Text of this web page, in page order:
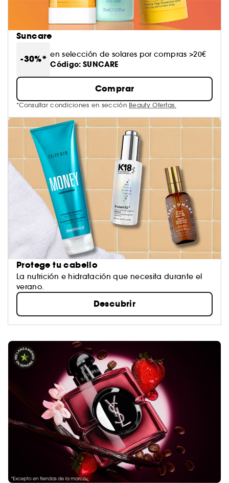
Suncare
-30%* en selección de solares por compras >20€
Código: SUNCARE
Comprar
*Consultar condiciones en sección Beauty Ofertas.
Protege tu cabello
La nutrición e hidratación que necesita durante el
verano.​
Descubrir